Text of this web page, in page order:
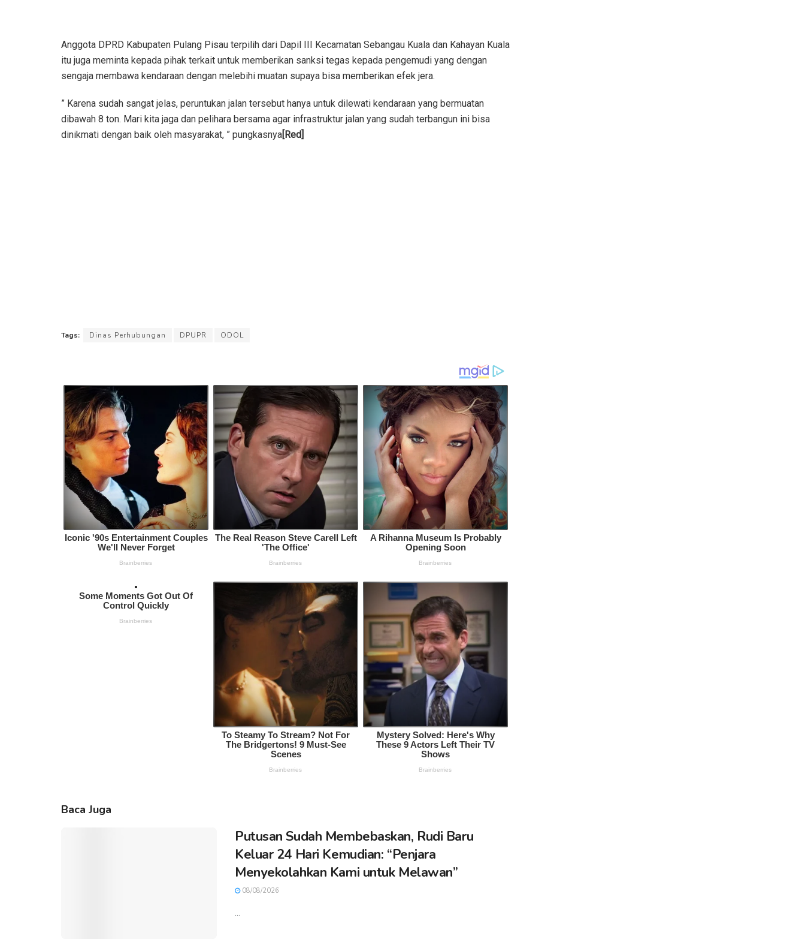
Anggota DPRD Kabupaten Pulang Pisau terpilih dari Dapil III Kecamatan Sebangau Kuala dan Kahayan Kuala
itu juga meminta kepada pihak terkait untuk memberikan sanksi tegas kepada pengemudi yang dengan
sengaja membawa kendaraan dengan melebihi muatan supaya bisa memberikan efek jera.
” Karena sudah sangat jelas, peruntukan jalan tersebut hanya untuk dilewati kendaraan yang bermuatan
dibawah 8 ton. Mari kita jaga dan pelihara bersama agar infrastruktur jalan yang sudah terbangun ini bisa
dinikmati dengan baik oleh masyarakat, ” pungkasnya[Red]
Tags: Dinas Perhubungan DPUPR ODOL
Baca Juga
Putusan Sudah Membebaskan, Rudi Baru
Keluar 24 Hari Kemudian: “Penjara
Menyekolahkan Kami untuk Melawan”
08/08/2026